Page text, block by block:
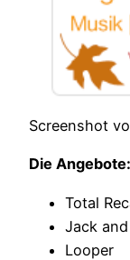
Screenshot
Die Angebote:
Total
Jack
Looper